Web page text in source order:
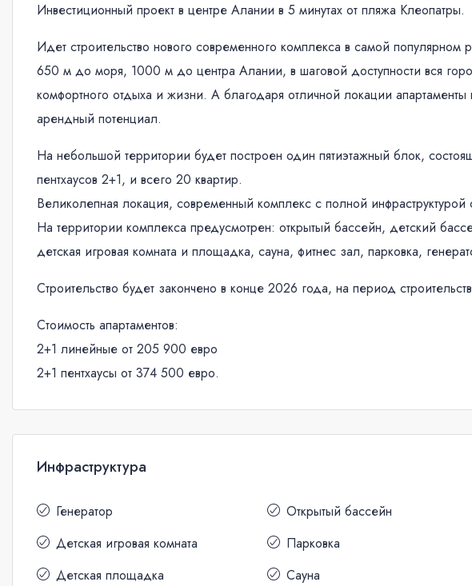
Инвестиционный проект в центре Алании в 5 минутах от пляжа Клеопатры.
Идет строительство нового современного комплекса в самой
650 м до моря, 1000 м до центра Алании, в шаговой доступности вся
комфортного отдыха и жизни. А благодаря отличной локации
арендный потенциал.
На небольшой территории будет построен один пятиэтажный блок,
пентхаусов 2+1, и всего 20 квартир.
Великолепная локация, современный комплекс с полной инфраструктурой
На территории комплекса предусмотрен: открытый бассейн, детский
детская игровая комната и площадка, сауна, фитнес зал, парковка,
Строительство будет закончено в конце 2026 года, на период
Стоимость апартаментов:
2+1 линейные от 205 900 евро
2+1 пентхаусы от 374 500 евро.
Инфраструктура
Генератор
Детская игровая комната
Детская площадка
Открытый бассейн
Парковка
Сауна